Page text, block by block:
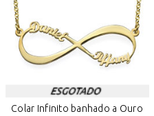
Colar Infinito banhado a Ouro